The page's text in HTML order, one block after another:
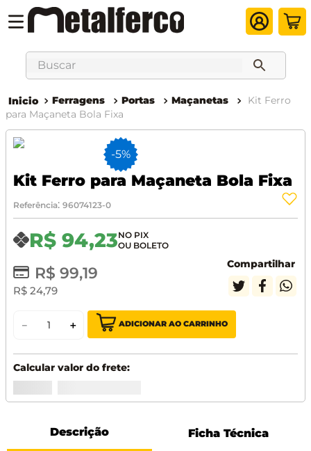
Buscar
Ferragens Portas Maçanetas
Kit Ferro
para Maçaneta Bola Fixa
-5%
Kit Ferro para Maçaneta Bola Fixa
Referência: 96074123-0
R$ 94,23
R$ 99,19
R$ 24,79
Compartilhar
＋
－ ADICIONAR AO CARRINHO
Descrição Ficha Técnica